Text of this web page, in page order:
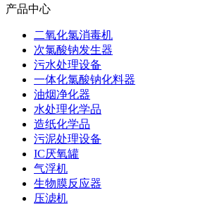
产品中心
二氧化氯消毒机
次氯酸钠发生器
污水处理设备
一体化氯酸钠化料器
油烟净化器
水处理化学品
造纸化学品
污泥处理设备
IC厌氧罐
气浮机
生物膜反应器
压滤机